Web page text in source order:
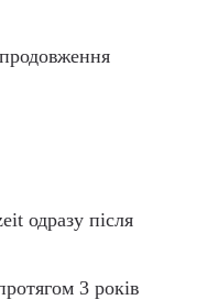
одразу після
3 років